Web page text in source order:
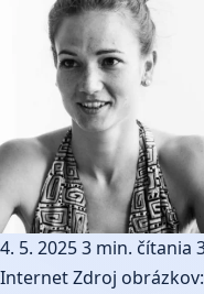
4. 5. 20253 min. čítania
InternetZdroj